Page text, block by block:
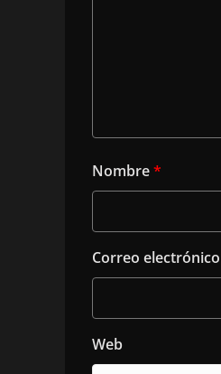
Nombre*
Correo electrónico
Web